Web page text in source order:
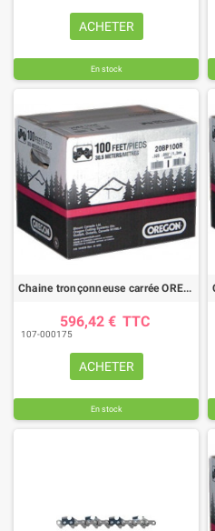
ACHETER
En stock
Chaine tronçonneuse carrée OREGON 21LPX /pas .325 / jauge .058"(1.5mm) - rouleau 100 pieds
596,42 € TTC
107-000175
ACHETER
En stock